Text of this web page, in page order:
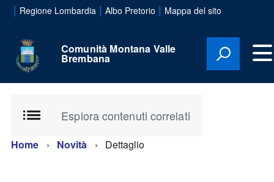
| Regione Lombardia | Albo Pretorio | Mappa del sito
Comunità Montana Valle
Brembana
Esplora contenuti correlati
Home Novità Dettaglio